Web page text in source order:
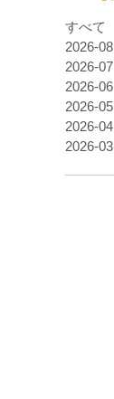
すべて
2026-08
2026-07
2026-06
2026-05
2026-04
2026-03